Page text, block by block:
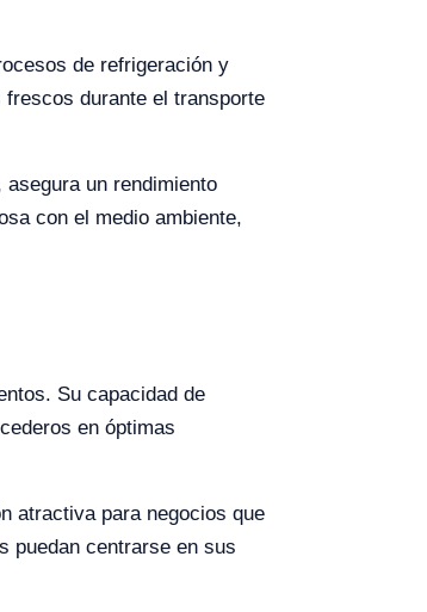
de refrigeración y
durante el transporte
un rendimiento
con el medio ambiente,
Su capacidad de
en óptimas
atractiva para negocios que
puedan centrarse en sus